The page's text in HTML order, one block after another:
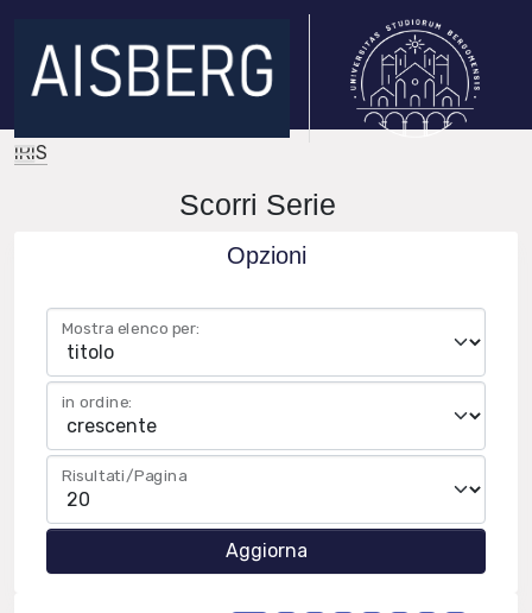
IRIS
Scorri Serie
Opzioni
Mostra elenco per:
in ordine:
Risultati/Pagina